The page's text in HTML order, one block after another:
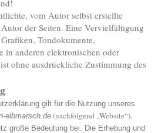
vom Autor selbst erstellte
der Seiten. Eine Vervielfältigung
Tondokumente,
in anderen elektronischen oder
ohne ausdrückliche Zustimmung des
gilt für die Nutzung unseres
elbmarsch.de (nachfolgend „Website“).
große Bedeutung bei. Die Erhebung und